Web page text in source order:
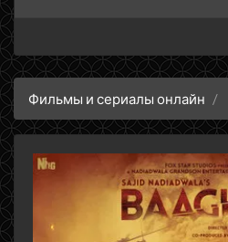
Фильмы и сериалы онлайн